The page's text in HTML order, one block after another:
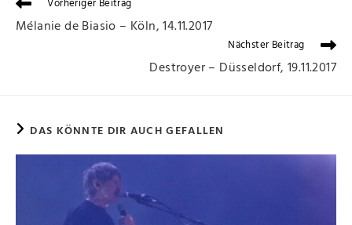
Vorheriger Beitrag
Mélanie de Biasio – Köln, 14.11.2017
Nächster Beitrag
Destroyer – Düsseldorf, 19.11.2017
DAS KÖNNTE DIR AUCH GEFALLEN